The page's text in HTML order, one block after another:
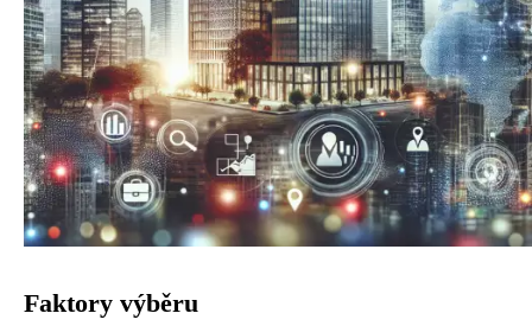
Faktory výběru